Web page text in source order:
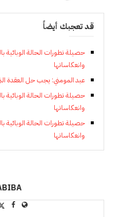
قد تعجبك أيضاً
وانعكاساتها
عبد المومني: يجب حل العقدة
وانعكاساتها
حصيلة تطورات الحالة الوبائية
وانعكاساتها